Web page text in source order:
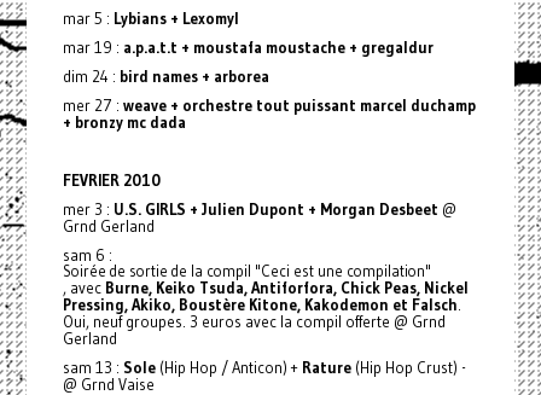
mar 5 : Lybians + Lexomyl
mar 19 : a.p.a.t.t + moustafa moustache + gregaldur
dim 24 : bird names + arborea
mer 27 : weave + orchestre tout puissant marcel duchamp
+ bronzy mc dada
FEVRIER 2010
mer 3 : U.S. GIRLS + Julien Dupont + Morgan Desbeet @
Grnd Gerland
sam 6 :
Soirée de sortie de la compil "Ceci est une compilation"
, avec Burne, Keiko Tsuda, Antiforfora, Chick Peas, Nickel
Pressing, Akiko, Boustère Kitone, Kakodemon et Falsch
Oui, neuf groupes. 3 euros avec la compil offerte @ Grnd
Gerland
sam 13 : Sole (Hip Hop / Anticon) + Rature (Hip Hop Crust) -
@ Grnd Vaise